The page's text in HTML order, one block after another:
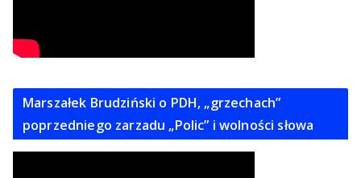
Marszałek Brudziński o PDH, „grzechach”
poprzedniego zarzadu „Polic” i wolności słowa